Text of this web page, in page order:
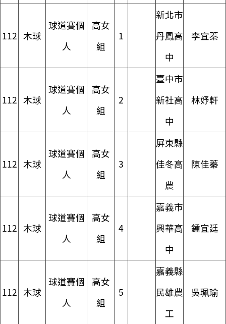
112 木球
球道賽個
人
高女
組
1
新北市
丹鳳高
中
李宜蓁
112 木球
球道賽個
人
高女
組
2
臺中市
新社高
中
林妤軒
112 木球
球道賽個
人
高女
組
3
屏東縣
佳冬高
農
陳佳蓁
112 木球
球道賽個
人
高女
組
4
嘉義市
興華高
中
鍾宜廷
112 木球
球道賽個
人
高女
組
5
嘉義縣
民雄農
工
吳珮瑜